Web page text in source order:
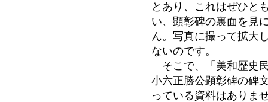
とあり、これはぜひと
い、顕彰碑の裏面を見
ん。写真に撮って拡大
ないのです。
そこで、「美和歴史
小六正勝公顕彰碑の碑
っている資料はありま